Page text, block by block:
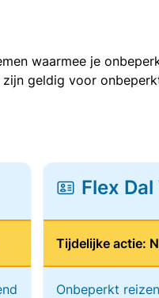
waarmee je
geldig voor
Flex
Tijdelijke actie:
Onbeperkt